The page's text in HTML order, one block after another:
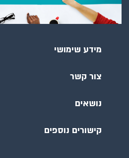
מידע שימושי
צור קשר
נושאים
קישורים נוספים